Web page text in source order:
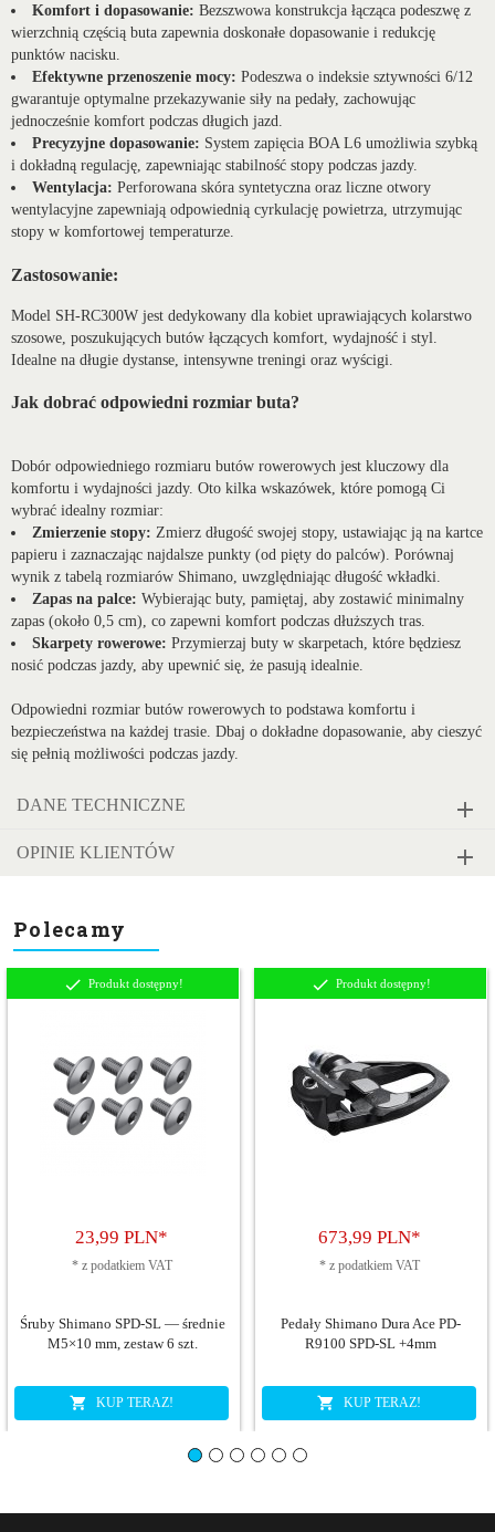
Komfort i dopasowanie: Bezszwowa konstrukcja łącząca podeszwę z
wierzchnią częścią buta zapewnia doskonałe dopasowanie i redukcję
punktów nacisku.
Efektywne przenoszenie mocy: Podeszwa o indeksie sztywności 6/12
gwarantuje optymalne przekazywanie siły na pedały, zachowując
jednocześnie komfort podczas długich jazd.
Precyzyjne dopasowanie: System zapięcia BOA L6 umożliwia szybką
i dokładną regulację, zapewniając stabilność stopy podczas jazdy.
Wentylacja: Perforowana skóra syntetyczna oraz liczne otwory
wentylacyjne zapewniają odpowiednią cyrkulację powietrza, utrzymując
stopy w komfortowej temperaturze.
Zastosowanie:
Model SH-RC300W jest dedykowany dla kobiet uprawiających kolarstwo
szosowe, poszukujących butów łączących komfort, wydajność i styl.
Idealne na długie dystanse, intensywne treningi oraz wyścigi.
Jak dobrać odpowiedni rozmiar buta?
Dobór odpowiedniego rozmiaru butów rowerowych jest kluczowy dla
komfortu i wydajności jazdy. Oto kilka wskazówek, które pomogą Ci
wybrać idealny rozmiar:
Zmierzenie stopy: Zmierz długość swojej stopy, ustawiając ją na kartce
papieru i zaznaczając najdalsze punkty (od pięty do palców). Porównaj
wynik z tabelą rozmiarów Shimano, uwzględniając długość wkładki.
Zapas na palce: Wybierając buty, pamiętaj, aby zostawić minimalny
zapas (około 0,5 cm), co zapewni komfort podczas dłuższych tras.
Skarpety rowerowe: Przymierzaj buty w skarpetach, które będziesz
nosić podczas jazdy, aby upewnić się, że pasują idealnie.
Odpowiedni rozmiar butów rowerowych to podstawa komfortu i
bezpieczeństwa na każdej trasie. Dbaj o dokładne dopasowanie, aby cieszyć
się pełnią możliwości podczas jazdy.
DANE TECHNICZNE
OPINIE KLIENTÓW
Polecamy
Produkt dostępny!
23,99 PLN*
* z podatkiem VAT
Śruby Shimano SPD-SL — średnie
M5×10 mm, zestaw 6 szt.
KUP TERAZ!
Produkt dostępny!
673,99 PLN*
* z podatkiem VAT
Pedały Shimano Dura Ace PD-
R9100 SPD-SL +4mm
KUP TERAZ!